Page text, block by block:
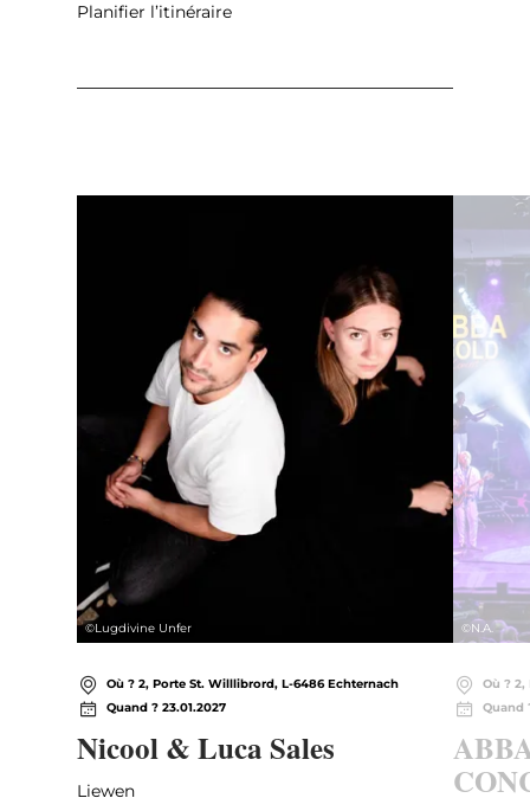
Planifier l’itinéraire
©Lugdivine Unfer
Où ? 2, Porte St. Willlibrord, L-6486 Echternach
Quand ? 23.01.2027
Nicool & Luca Sales
Liewen
©N.A.
Où ?
Quand